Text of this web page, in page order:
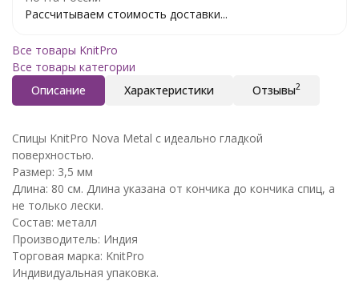
Рассчитываем стоимость доставки...
Все товары KnitPro
Все товары категории
Описание
Характеристики Отзывы2
Спицы KnitPro Nova Metal с идеально гладкой
поверхностью.
Размер: 3,5 мм
Длина: 80 см. Длина указана от кончика до кончика спиц, а
не только лески.
Состав: металл
Производитель: Индия
Торговая марка: KnitPro
Индивидуальная упаковка.